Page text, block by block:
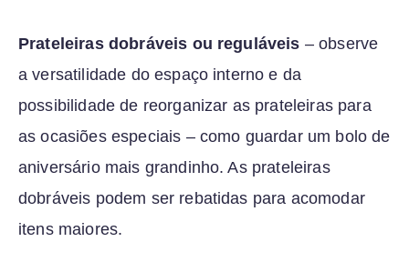
Prateleiras dobráveis ou reguláveis – observe
a versatilidade do espaço interno e da
possibilidade de reorganizar as prateleiras para
as ocasiões especiais – como guardar um bolo de
aniversário mais grandinho. As prateleiras
dobráveis podem ser rebatidas para acomodar
itens maiores.